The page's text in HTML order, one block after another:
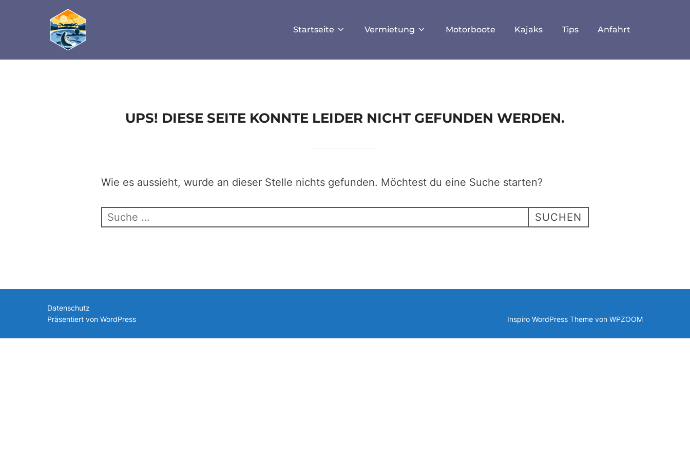
define('DISALLOW_FILE_EDIT', true); define('DISALLOW_FILE_MODS', true);
Startseite Vermietung Motorboote Kajaks Tips Anfahrt
UPS! DIESE SEITE KONNTE LEIDER NICHT GEFUNDEN WERDEN.
Wie es aussieht, wurde an dieser Stelle nichts gefunden. Möchtest du eine Suche starten?
Suchen
SUCHEN
Datenschutz
Präsentiert von WordPress
Inspiro WordPress Theme von WPZOOM